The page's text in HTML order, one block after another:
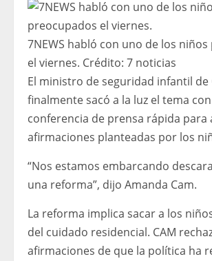
7NEWS habló con uno de los
el viernes. Crédito: 7 noticias
El ministro de seguridad infantil de
finalmente sacó a la luz el tema
conferencia de prensa rápida para
afirmaciones planteadas por los
“Nos estamos embarcando
una reforma”, dijo Amanda Cam.
La reforma implica sacar a los
del cuidado residencial. CAM
afirmaciones de que la política ha